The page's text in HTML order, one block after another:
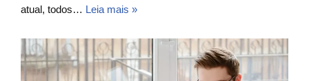
atual, todos… Leia mais »